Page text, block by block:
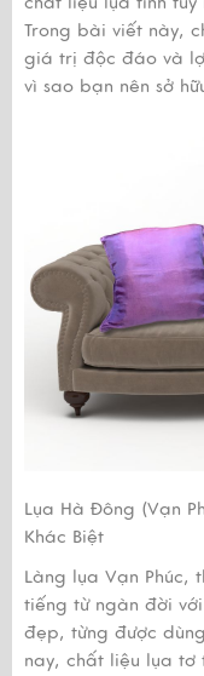
Trong bài viết này,
giá trị độc đáo và
vì sao bạn nên sở
Lụa Hà Đông (Vạn
Khác Biệt
Làng lụa Vạn Phúc,
tiếng từ ngàn đời
đẹp, từng được
nay, chất liệu lụa tơ